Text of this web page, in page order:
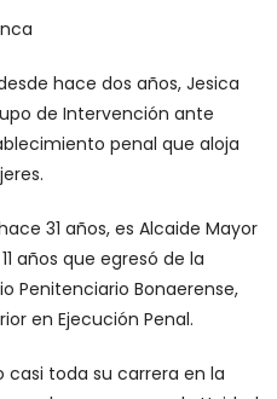
hace dos años, Jesica
de Intervención ante
penal que aloja
31 años, es Alcaide Mayor
años que egresó de la
Penitenciario Bonaerense,
en Ejecución Penal.
toda su carrera en la